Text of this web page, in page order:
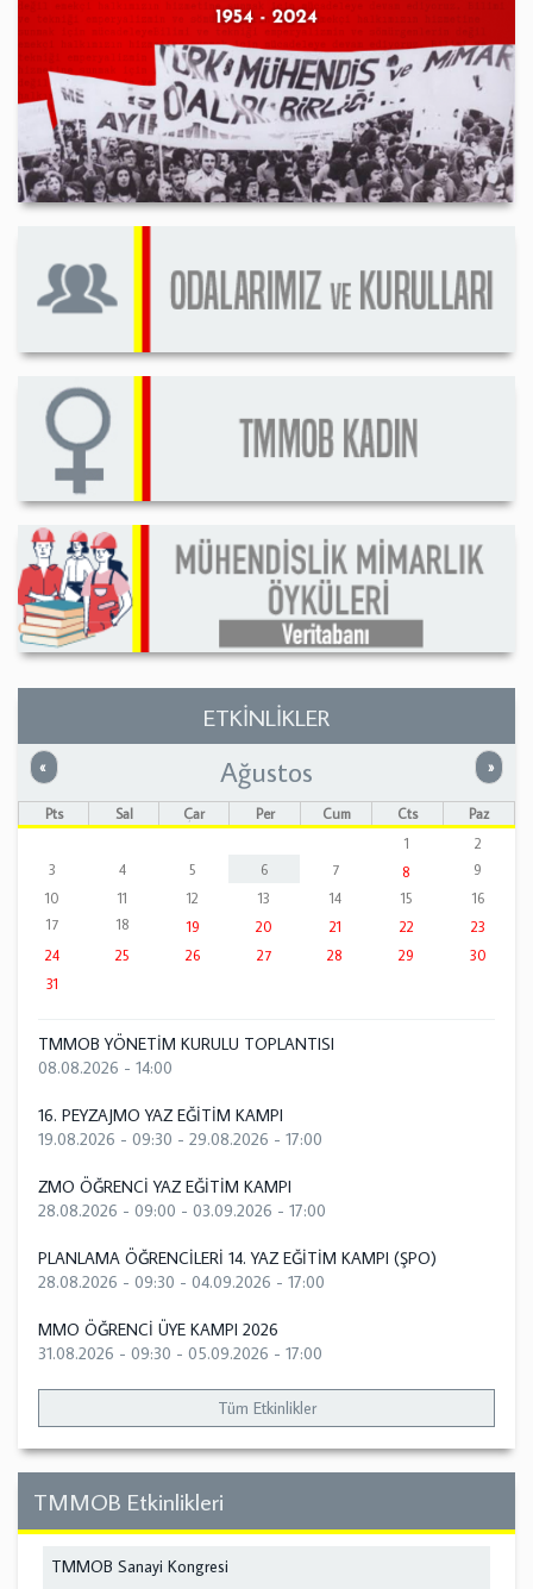
ETKİNLİKLER
« Önceki »
Ağustos
Pts Sal Çar Per Cum Cts
Paz
1
2
3
4 5 6 7 8
9
10
11 12 13 14 15
16
17
18 19 20 21 22
23
24
25 26 27 28 29
30
31
TMMOB YÖNETİM KURULU TOPLANTISI
08.08.2026 - 14:00
16. PEYZAJMO YAZ EĞİTİM KAMPI
19.08.2026 - 09:30 - 29.08.2026 - 17:00
ZMO ÖĞRENCİ YAZ EĞİTİM KAMPI
28.08.2026 - 09:00 - 03.09.2026 - 17:00
PLANLAMA ÖĞRENCİLERİ 14. YAZ EĞİTİM KAMPI (ŞPO)
28.08.2026 - 09:30 - 04.09.2026 - 17:00
MMO ÖĞRENCİ ÜYE KAMPI 2026
31.08.2026 - 09:30 - 05.09.2026 - 17:00
Tüm Etkinlikler
TMMOB Etkinlikleri
TMMOB Sanayi Kongresi